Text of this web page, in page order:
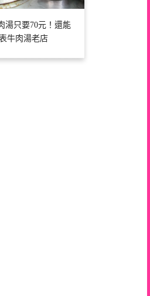
湯只要70元！還能
牛肉湯老店